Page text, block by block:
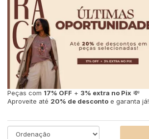
Peças com 17% OFF + 3% extra no Pix 💸
Aproveite até 20% de desconto e garanta já!